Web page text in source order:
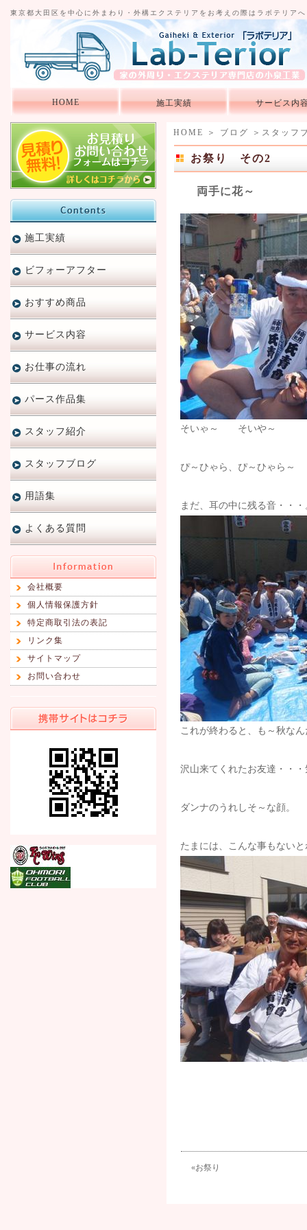
東京都大田区を中心に外まわり・外構エクステリアをお考えの際はラボテリア
HOME 施工実績 サービス内
HOME ＞ ブログ ＞ スタッフ
お祭り その2
両手に花～
そいゃ～ そいや～
ぴ～ひゃら、ぴ～ひゃら～
まだ、耳の中に残る音・・・
これが終わると、も～秋な
沢山来てくれたお友達・・
ダンナのうれしそ～な顔。
たまには、こんな事もない
«お祭り
施工実績
ビフォーアフター
おすすめ商品
サービス内容
お仕事の流れ
パース作品集
スタッフ紹介
スタッフブログ
用語集
よくある質問
会社概要
個人情報保護方針
特定商取引法の表記
リンク集
サイトマップ
お問い合わせ